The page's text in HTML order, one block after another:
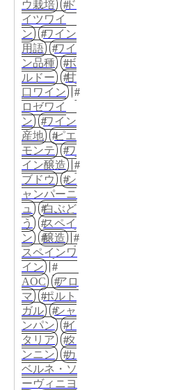
ウ栽培
ド
イツワイ
ン
ワイン
用語
ワイ
ン品種
ボ
ルドー
甘
口ワイン
ロゼワイ
ン
ワイン
産地
ピエ
モンテ
ワ
イン醸造
ブドウ
シ
ャンパーニ
ュ
白ぶど
う
スペイ
ン
醸造
スペインワ
イン
AOC
アロ
マ
ポルト
ガル
シャ
ンパン
イ
タリア
タ
ンニン
カ
ベルネ・ソ
ーヴィニヨ